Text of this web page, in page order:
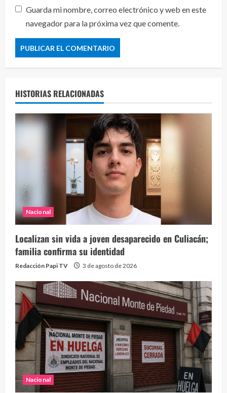
Guarda mi nombre, correo electrónico y web en este
navegador para la próxima vez que comente.
HISTORIAS RELACIONADAS
Nacional
Localizan sin vida a joven desaparecido en Culiacán;
familia confirma su identidad
Redacción Papi TV 3 de agosto de 2026
Nacional